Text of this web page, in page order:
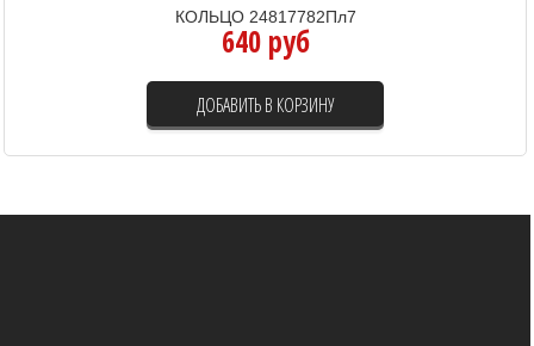
КОЛЬЦО 24817782Пл7
640 руб
ДОБАВИТЬ В КОРЗИНУ